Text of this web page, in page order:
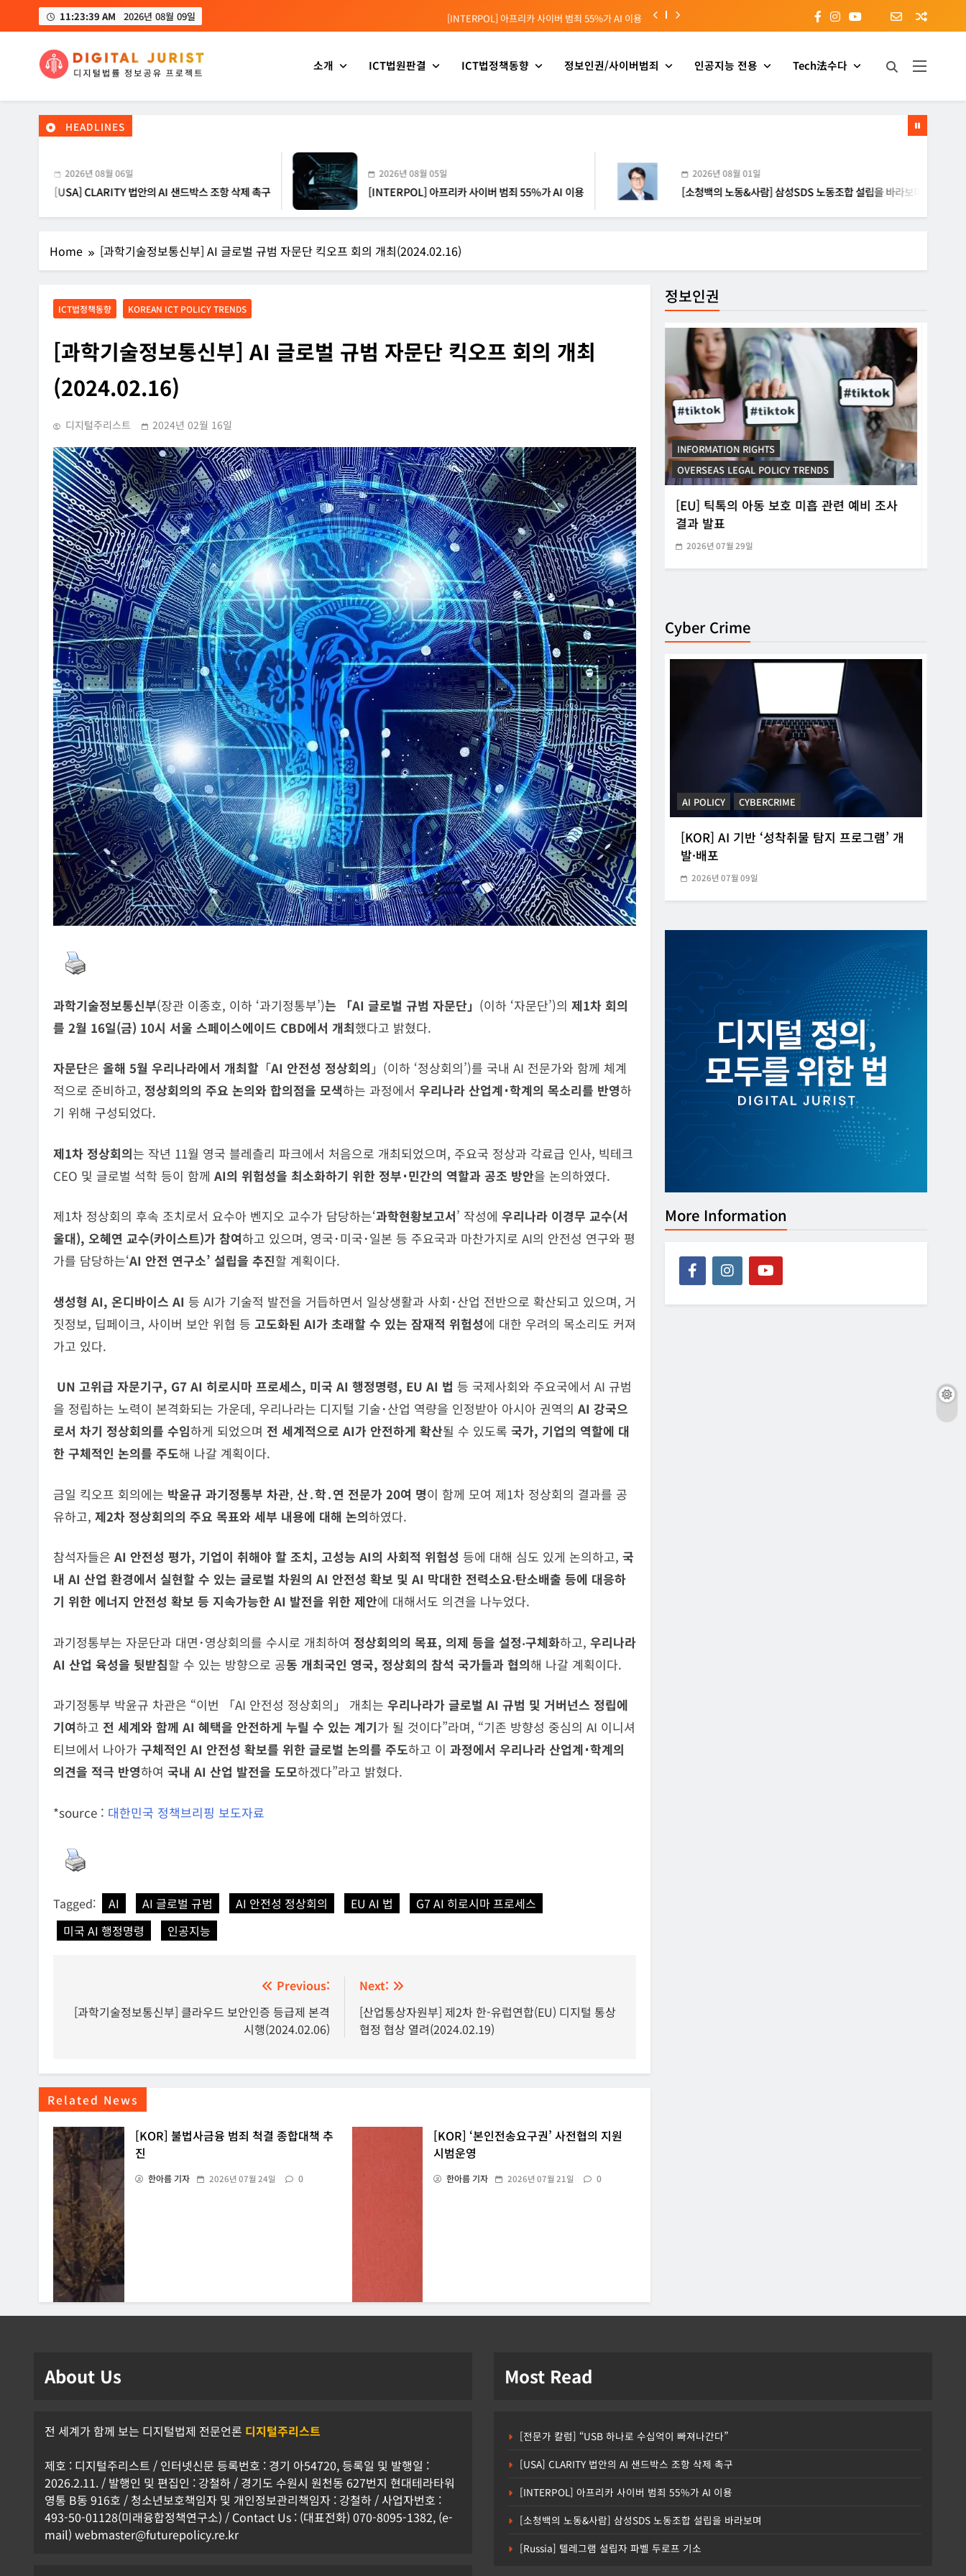
11:23:41 AM 2026년 08월 09일 [INTERPOL] 아프리카 사이버 범죄 55%가 AI 이용
[전문가 칼럼] “USB 하나로 수십억이 빠져나간다”
[USA] CLARITY 법안의 AI 샌드박스 조항 삭제 촉구
[소청백의 노동&사람] 삼성SDS 노동조합 설립을 바라보며
디지털주리스트
소개 ICT법원판결 ICT법정책동향 정보인권/사이버범죄 인공지능 전용 Tech法수다
HEADLINES
2026년 08월 06일
CLARITY 법안의 AI 샌드박스 조항 삭제 촉구
2026년 08월 05일
[INTERPOL] 아프리카 사이버 범죄 55%가 AI 이용
2026년 08월 01일
[소청백의 노동&사람] 삼성SDS 노동조합 설립을 바라보며
Home [과학기술정보통신부] AI 글로벌 규범 자문단 킥오프 회의 개최(2024.02.16)
ICT법정책동향 KOREAN ICT POLICY TRENDS
[과학기술정보통신부] AI 글로벌 규범 자문단 킥오프 회의 개최
(2024.02.16)
디지털주리스트 2024년 02월 16일
과학기술정보통신부(장관 이종호, 이하 ‘과기정통부’)는 「AI 글로벌 규범 자문단」 (이하 ‘자문단’)의 제1차 회의
를 2월 16일(금) 10시 서울 스페이스에이드 CBD에서 개최했다고 밝혔다.
자문단은 올해 5월 우리나라에서 개최할 「AI 안전성 정상회의 」(이하 ‘정상회의’)를 국내 AI 전문가와 함께 체계
적으로 준비하고, 정상회의의 주요 논의와 합의점을 모색하는 과정에서 우리나라 산업계･학계의 목소리를 반영하
기 위해 구성되었다.
제1차 정상회의는 작년 11월 영국 블레츨리 파크에서 처음으로 개최되었으며, 주요국 정상과 각료급 인사, 빅테크
CEO 및 글로벌 석학 등이 함께 AI의 위험성을 최소화하기 위한 정부･민간의 역할과 공조 방안을 논의하였다.
제1차 정상회의 후속 조치로서 요수아 벤지오 교수가 담당하는‘과학현황보고서’ 작성에 우리나라 이경무 교수(서
울대), 오혜연 교수(카이스트)가 참여하고 있으며, 영국･미국･일본 등 주요국과 마찬가지로 AI의 안전성 연구와 평
가를 담당하는‘AI 안전 연구소’ 설립을 추진할 계획이다.
생성형 AI, 온디바이스 AI 등 AI가 기술적 발전을 거듭하면서 일상생활과 사회･산업 전반으로 확산되고 있으며, 거
짓정보, 딥페이크, 사이버 보안 위협 등 고도화된 AI가 초래할 수 있는 잠재적 위험성에 대한 우려의 목소리도 커져
가고 있다.
UN 고위급 자문기구, G7 AI 히로시마 프로세스, 미국 AI 행정명령, EU AI 법 등 국제사회와 주요국에서 AI 규범
을 정립하는 노력이 본격화되는 가운데, 우리나라는 디지털 기술･산업 역량을 인정받아 아시아 권역의 AI 강국으
로서 차기 정상회의를 수임하게 되었으며 전 세계적으로 AI가 안전하게 확산될 수 있도록 국가, 기업의 역할에 대
한 구체적인 논의를 주도해 나갈 계획이다.
금일 킥오프 회의에는 박윤규 과기정통부 차관, 산․학․연 전문가 20여 명이 함께 모여 제1차 정상회의 결과를 공
유하고, 제2차 정상회의의 주요 목표와 세부 내용에 대해 논의하였다.
참석자들은 AI 안전성 평가, 기업이 취해야 할 조치, 고성능 AI의 사회적 위험성 등에 대해 심도 있게 논의하고, 국
내 AI 산업 환경에서 실현할 수 있는 글로벌 차원의 AI 안전성 확보 및 AI 막대한 전력소요‧탄소배출 등에 대응하
기 위한 에너지 안전성 확보 등 지속가능한 AI 발전을 위한 제안에 대해서도 의견을 나누었다.
과기정통부는 자문단과 대면･영상회의를 수시로 개최하여 정상회의의 목표, 의제 등을 설정‧구체화하고, 우리나라
AI 산업 육성을 뒷받침할 수 있는 방향으로 공동 개최국인 영국, 정상회의 참석 국가들과 협의해 나갈 계획이다.
과기정통부 박윤규 차관은 “이번 「AI 안전성 정상회의」 개최는 우리나라가 글로벌 AI 규범 및 거버넌스 정립에
기여하고 전 세계와 함께 AI 혜택을 안전하게 누릴 수 있는 계기가 될 것이다”라며, “기존 방향성 중심의 AI 이니셔
티브에서 나아가 구체적인 AI 안전성 확보를 위한 글로벌 논의를 주도하고 이 과정에서 우리나라 산업계･학계의
의견을 적극 반영하여 국내 AI 산업 발전을 도모하겠다”라고 밝혔다.
*source : 대한민국 정책브리핑 보도자료
Tagged: AI AI 글로벌 규범 AI 안전성 정상회의 EU AI 법
G7 AI 히로시마 프로세스
미국 AI 행정명령
인공지능
탐
Previous:
[과학기술정보통신부] 클라우드 보안인증 등급제 본격
시행(2024.02.06)
Next:
[산업통상자원부] 제2차 한-유럽연합(EU) 디지털 통상
협정 협상 열려(2024.02.19)
Related News
[KOR] 불법사금융 범죄 척결 종합대책 추
진
한아름 기자 2026년 07월 24일 0
[KOR] ‘본인전송요구권’ 사전협의 지원
시범운영
한아름 기자 2026년 07월 21일 0
정보인권
SUPREME COURT RULING
이지에 특정 정당과
의 글을 게시하거나
게시한 사건
INFORMATION RIGHTS
OVERSEAS LEGAL POLICY TRENDS
[Russia] 텔레그램 설립자 파벨 두로프 기소
2026년 07월 31일
INFORMATION RIGHTS
OVERSEAS LEGAL POLICY TRENDS
[EU] 틱톡의 아동 보호 미흡 관련 예비 조사
결과 발표
2026년 07월 29일
INFORMATION RIGHTS
KOREAN ICT POLICY TRENDS
[KOR] ‘본인전송요구권’ 사전협의 지원 시범
운영
2026년 07월 21일
Cyber Crime
아이피티브이 운영자
AI POLICY CYBERCRIME
[INTERPOL] 아프리카 사이버 범죄 55%가
AI 이용
2026년 08월 05일
AI POLICY CYBERCRIME
[KOR] AI 기반 ‘성착취물 탐지 프로그램’ 개
발·배포
2026년 07월 09일
CYBERCRIME
POLICE INVESTIGATION ANNOUNCEMENT
[KOR] 3대 참사 허위정보 퍼뜨린 피의자 구
속
2026년 05월 31일
More Information
About Us
전 세계가 함께 보는 디지털법제 전문언론 디지털주리스트
제호 : 디지털주리스트 / 인터넷신문 등록번호 : 경기 아54720, 등록일 및 발행일 :
2026.2.11. / 발행인 및 편집인 : 강철하 / 경기도 수원시 원천동 627번지 현대테라타워
영통 B동 916호 / 청소년보호책임자 및 개인정보관리책임자 : 강철하 / 사업자번호 :
493-50-01128(미래융합정책연구소) / Contact Us : (대표전화) 070-8095-1382, (e-
mail) webmaster@futurepolicy.re.kr
Most Read
[전문가 칼럼] “USB 하나로 수십억이 빠져나간다”
[USA] CLARITY 법안의 AI 샌드박스 조항 삭제 촉구
[INTERPOL] 아프리카 사이버 범죄 55%가 AI 이용
[소청백의 노동&사람] 삼성SDS 노동조합 설립을 바라보며
[Russia] 텔레그램 설립자 파벨 두로프 기소